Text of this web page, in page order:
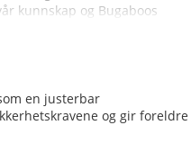
kunnskap og Bugaboos
en justerbar
og gir foreldre